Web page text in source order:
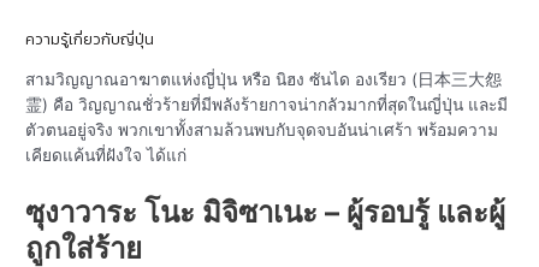
ความรู้เกี่ยวกับญี่ปุ่น
สามวิญญาณอาฆาตแห่งญี่ปุ่น หรือ นิฮง ซันได องเรียว (日本三大怨
霊) คือ วิญญาณชั่วร้ายที่มีพลังร้ายกาจน่ากลัวมากที่สุดในญี่ปุ่น และมี
ตัวตนอยู่จริง พวกเขาทั้งสามล้วนพบกับจุดจบอันน่าเศร้า พร้อมความ
เคียดแค้นที่ฝังใจ ได้แก่
ซุงาวาระ โนะ มิจิซาเนะ – ผู้รอบรู้ และผู้
ถูกใส่ร้าย